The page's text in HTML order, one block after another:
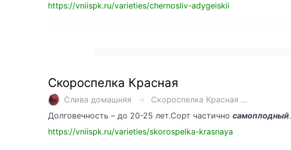
https://vniispk.ru/varieties/chernosliv-adygeiskii
Скороспелка Красная
Слива домашняя
Скороспелка Красная ...
Долговечность – до 20-25 лет.Сорт частично самоплодный.
https://vniispk.ru/varieties/skorospelka-krasnaya